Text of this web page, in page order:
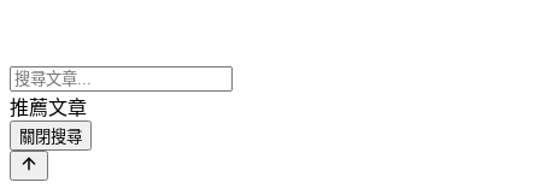
推薦文章
關閉搜尋